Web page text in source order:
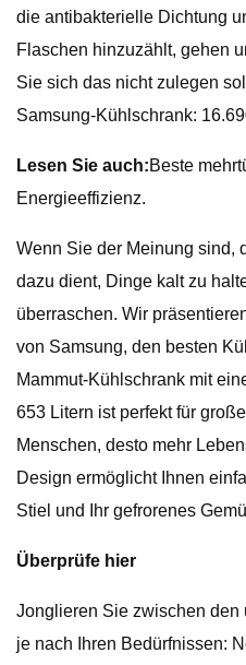
die antibakterielle Dichtung
Flaschen hinzuzählt, gehen
Sie sich das nicht zulegen
Samsung-Kühlschrank:
Lesen Sie auch:Beste
Energieeffizienz.
Wenn Sie der Meinung sind,
dazu dient, Dinge kalt zu
überraschen. Wir
von Samsung, den besten
Mammut-Kühlschrank mit
653 Litern ist perfekt für
Menschen, desto mehr
Design ermöglicht Ihnen
Stiel und Ihr gefrorenes
Überprüfe hier
Jonglieren Sie zwischen den
je nach Ihren Bedürfnissen: